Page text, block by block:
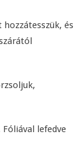
és
lefedve